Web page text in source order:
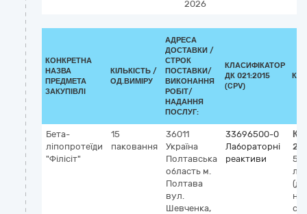
2026
КОНКРЕТНА
НАЗВА
ПРЕДМЕТА
ЗАКУПІВЛІ
КІЛЬКІСТЬ /
ОД.ВИМІРУ
АДРЕСА
ДОСТАВКИ /
СТРОК
ПОСТАВКИ/
ВИКОНАННЯ
РОБІТ/
НАДАННЯ
ПОСЛУГ:
КЛАСИФІКАТОР
ДК 021:2015
(CPV)
Бета-
ліпопротеїди
"Філісіт"
15
паковання
36011
Україна
Полтавська
область м.
Полтава
вул.
Шевченка,
33696500-0
Лабораторні
реактиви